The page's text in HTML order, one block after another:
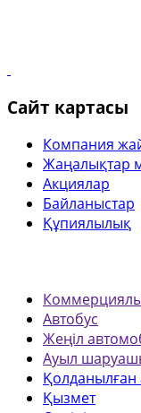
Сайт картасы
Компания
Жаңалықтар
Акциялар
Байланыстар
Құпиялылық
Автобус
Жеңіл
Ауыл
Қолданылған
Қызмет